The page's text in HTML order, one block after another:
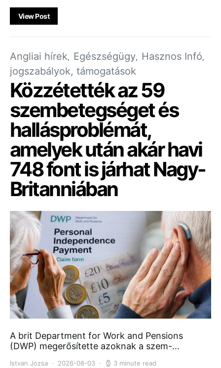
View Post
Angliai hírek Egészségügy Hasznos Infó
jogszabályok, támogatások
Közzétették az 59
szembetegséget és
hallásproblémát,
amelyek után akár havi
748 font is járhat Nagy-
Britanniában
A brit Department for Work and Pensions
(DWP) megerősítette azoknak a szem-…
Istvan Jozsa 2026-08-03 3 minute read